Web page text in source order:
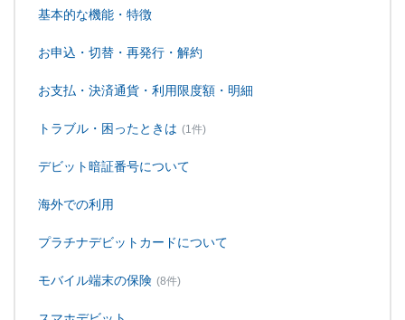
基本的な機能・特徴
お申込・切替・再発行・解約
お支払・決済通貨・利用限度額・明細
トラブル・困ったときは (1件)
デビット暗証番号について
海外での利用
プラチナデビットカードについて
モバイル端末の保険 (8件)